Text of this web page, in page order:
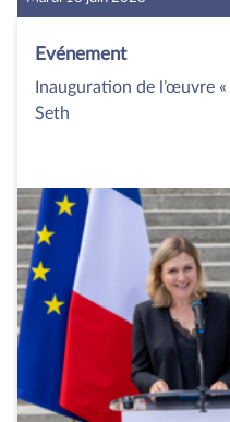
Evénement
Inauguration de l’œuvre
Seth